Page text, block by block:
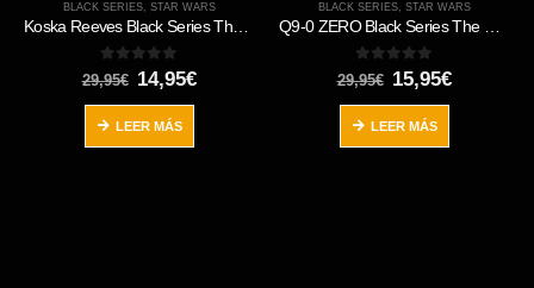
BLACK SERIES, STAR WARS
Koska Reeves Black Series The Mandalorian
0out of 5
29,95€ El
precio
original
era:
29,95€.
14,95€El
LEER MÁS
BLACK SERIES, STAR WARS
Q9-0 ZERO Black Series The Mandalorian
0out of 5
29,95€ El
precio
original
era:
29,95€.
15,95€El
LEER MÁS